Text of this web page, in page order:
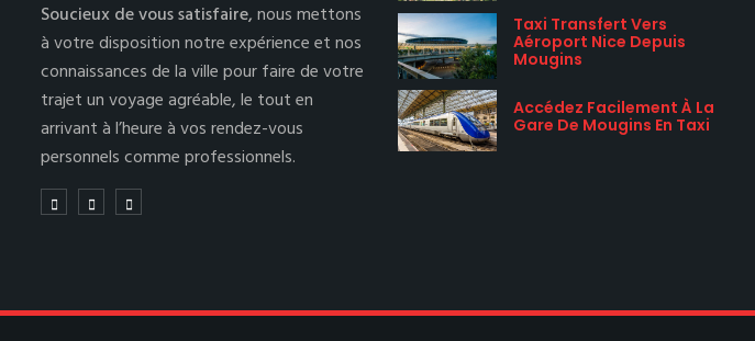
Soucieux de vous satisfaire,nous mettons
à votre disposition notre expérience et nos
connaissances de la ville pour faire de votre
trajet un voyage agréable, le tout en
arrivant à l’heure à vos rendez-vous
personnels comme professionnels.
Taxi Transfert Vers
Aéroport Nice Depuis
Mougins
Accédez Facilement À La
Gare De Mougins En Taxi